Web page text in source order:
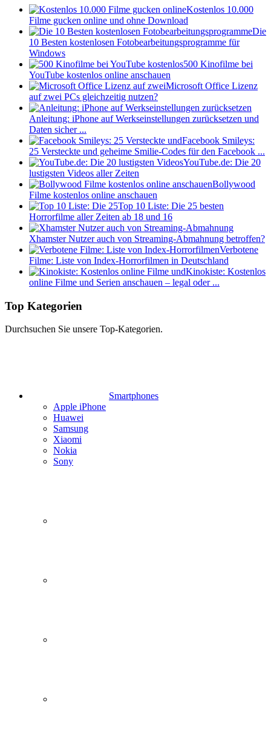
Kostenlos 10.000
Filme gucken online und ohne Download
Die
10 Besten kostenlosen Fotobearbeitungsprogramme für
Windows
500 Kinofilme bei
YouTube kostenlos online anschauen
Microsoft Office Lizenz
auf zwei PCs gleichzeitig nutzen?
Anleitung: iPhone auf Werkseinstellungen zurücksetzen und
Daten sicher ...
Facebook Smileys:
25 Versteckte und geheime Smilie-Codes für den Facebook ...
YouTube.de: Die 20
lustigsten Videos aller Zeiten
Bollywood
Filme kostenlos online anschauen
Top 10 Liste: Die 25 besten
Horrorfilme aller Zeiten ab 18 und 16
Xhamster Nutzer auch von Streaming-Abmahnung betroffen?
Verbotene
Filme: Liste von Index-Horrorfilmen in Deutschland
Kinokiste: Kostenlos
online Filme und Serien anschauen – legal oder ...
Top Kategorien
Durchsuchen Sie unsere Top-Kategorien.
Smartphones
Apple iPhone
Huawei
Samsung
Xiaomi
Nokia
Sony